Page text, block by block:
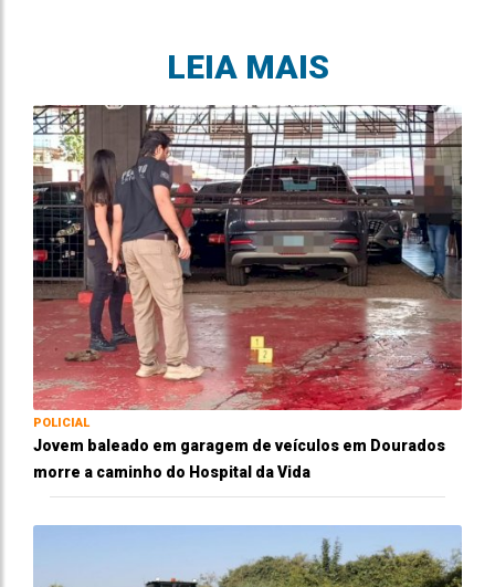
LEIA MAIS
POLICIAL
Jovem baleado em garagem de veículos em Dourados
morre a caminho do Hospital da Vida